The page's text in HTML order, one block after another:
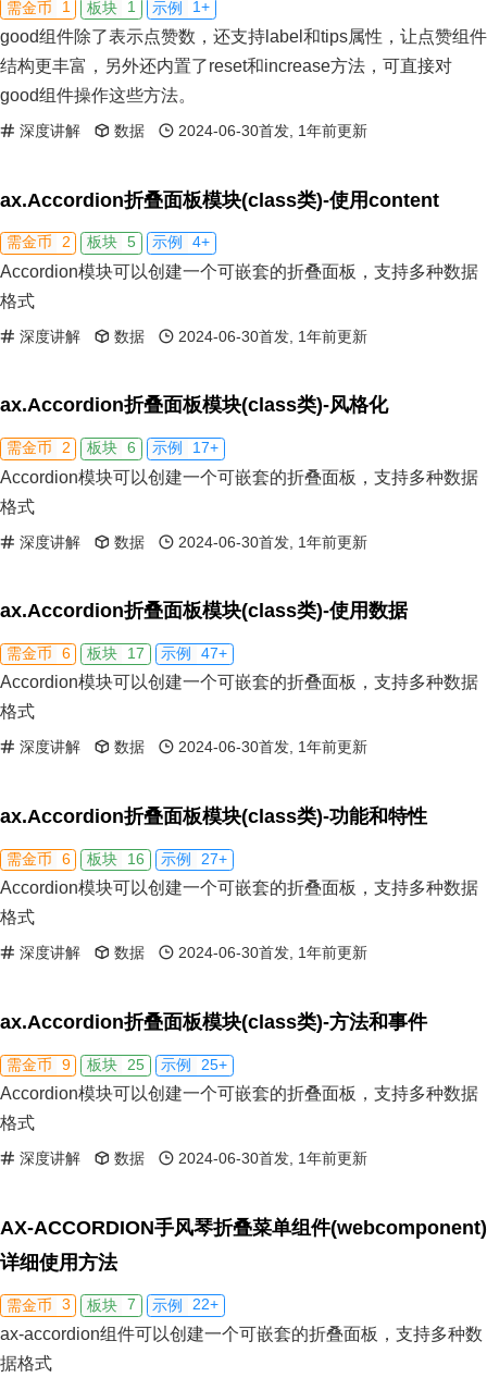
需金币 1 板块 1 示例 1+
good组件除了表示点赞数，还支持label和tips属性，让点赞组件
结构更丰富，另外还内置了reset和increase方法，可直接对
good组件操作这些方法。
深度讲解 数据 2024-06-30首发, 1年前更新
ax.Accordion折叠面板模块(class类)-使用content
需金币 2 板块 5 示例 4+
Accordion模块可以创建一个可嵌套的折叠面板，支持多种数据
格式
深度讲解 数据 2024-06-30首发, 1年前更新
ax.Accordion折叠面板模块(class类)-风格化
需金币 2 板块 6 示例 17+
Accordion模块可以创建一个可嵌套的折叠面板，支持多种数据
格式
深度讲解 数据 2024-06-30首发, 1年前更新
ax.Accordion折叠面板模块(class类)-使用数据
需金币 6 板块 17 示例 47+
Accordion模块可以创建一个可嵌套的折叠面板，支持多种数据
格式
深度讲解 数据 2024-06-30首发, 1年前更新
ax.Accordion折叠面板模块(class类)-功能和特性
需金币 6 板块 16 示例 27+
Accordion模块可以创建一个可嵌套的折叠面板，支持多种数据
格式
深度讲解 数据 2024-06-30首发, 1年前更新
ax.Accordion折叠面板模块(class类)-方法和事件
需金币 9 板块 25 示例 25+
Accordion模块可以创建一个可嵌套的折叠面板，支持多种数据
格式
深度讲解 数据 2024-06-30首发, 1年前更新
AX-ACCORDION手风琴折叠菜单组件(webcomponent)
详细使用方法
需金币 3 板块 7 示例 22+
ax-accordion组件可以创建一个可嵌套的折叠面板，支持多种数
据格式